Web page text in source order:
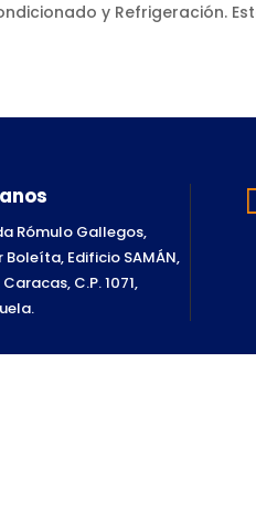
y Refrigeración.
Rómulo Gallegos,
Boleíta, Edificio SAMÁN,
Caracas, C.P. 1071,